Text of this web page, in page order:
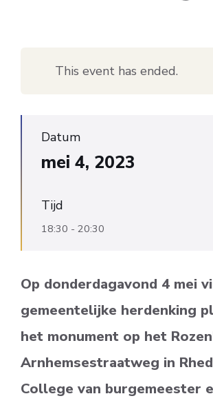
This event has ended.
Datum
mei 4, 2023
Tijd
18:30 - 20:30
Op donderdagavond 4 mei
gemeentelijke herdenking
het monument op het
Arnhemsestraatweg in
College van burgemeester